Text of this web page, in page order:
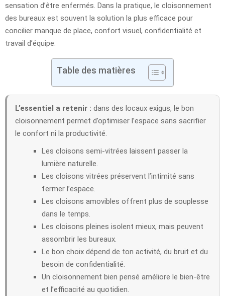
sensation d’être enfermés. Dans la pratique, le cloisonnement
des bureaux est souvent la solution la plus efficace pour
concilier manque de place, confort visuel, confidentialité et
travail d’équipe.
Table des matières
L’essentiel a retenir : dans des locaux exigus, le bon
cloisonnement permet d’optimiser l’espace sans sacrifier
le confort ni la productivité.
Les cloisons semi-vitrées laissent passer la
lumière naturelle.
Les cloisons vitrées préservent l’intimité sans
fermer l’espace.
Les cloisons amovibles offrent plus de souplesse
dans le temps.
Les cloisons pleines isolent mieux, mais peuvent
assombrir les bureaux.
Le bon choix dépend de ton activité, du bruit et du
besoin de confidentialité.
Un cloisonnement bien pensé améliore le bien-être
et l’efficacité au quotidien.